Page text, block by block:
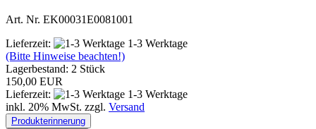
Art. Nr. EK00031E0081001
Lieferzeit:
1-3 Werktage
(Bitte Hinweise beachten!)
Lagerbestand: 2 Stück
150,00 EUR
Lieferzeit:
1-3 Werktage
inkl. 20% MwSt. zzgl. Versand
Produkterinnerung